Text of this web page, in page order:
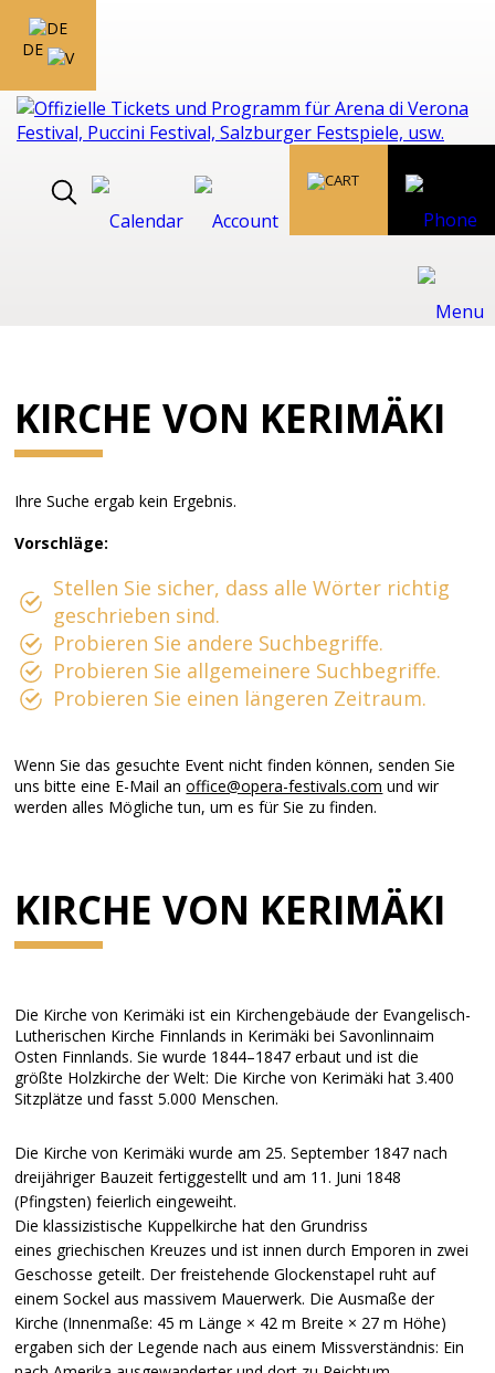
DE
KIRCHE VON KERIMÄKI
Ihre Suche ergab kein Ergebnis.
Vorschläge:
Stellen Sie sicher, dass alle Wörter richtig
geschrieben sind.
Probieren Sie andere Suchbegriffe.
Probieren Sie allgemeinere Suchbegriffe.
Probieren Sie einen längeren Zeitraum.
Wenn Sie das gesuchte Event nicht finden können, senden Sie
uns bitte eine E-Mail anoffice@opera-festivals.com und wir
werden alles Mögliche tun, um es für Sie zu finden.
KIRCHE VON KERIMÄKI
Die Kirche von Kerimäki ist ein Kirchengebäude der Evangelisch-
Lutherischen Kirche Finnlands in Kerimäki bei Savonlinnaim
Osten Finnlands. Sie wurde 1844–1847 erbaut und ist die
größte Holzkirche der Welt: Die Kirche von Kerimäki hat 3.400
Sitzplätze und fasst 5.000 Menschen.
Die Kirche von Kerimäki wurde am 25. September 1847 nach
dreijähriger Bauzeit fertiggestellt und am 11. Juni 1848
(Pfingsten) feierlich eingeweiht.
Die klassizistische Kuppelkirche hat den Grundriss
eines griechischen Kreuzes und ist innen durch Emporen in zwei
Geschosse geteilt. Der freistehende Glockenstapel ruht auf
einem Sockel aus massivem Mauerwerk. Die Ausmaße der
Kirche (Innenmaße: 45 m Länge × 42 m Breite × 27 m Höhe)
ergaben sich der Legende nach aus einem Missverständnis: Ein